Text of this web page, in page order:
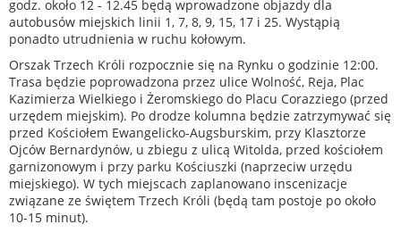
godz. około 12 - 12.45 będą wprowadzone objazdy dla
autobusów miejskich linii 1, 7, 8, 9, 15, 17 i 25. Wystąpią
ponadto utrudnienia w ruchu kołowym.
Orszak Trzech Króli rozpocznie się na Rynku o godzinie 12:00.
Trasa będzie poprowadzona przez ulice Wolność, Reja, Plac
Kazimierza Wielkiego i Żeromskiego do Placu Corazziego (przed
urzędem miejskim). Po drodze kolumna będzie zatrzymywać się
przed Kościołem Ewangelicko-Augsburskim, przy Klasztorze
Ojców Bernardynów, u zbiegu z ulicą Witolda, przed kościołem
garnizonowym i przy parku Kościuszki (naprzeciw urzędu
miejskiego). W tych miejscach zaplanowano inscenizacje
związane ze świętem Trzech Króli (będą tam postoje po około
10-15 minut).